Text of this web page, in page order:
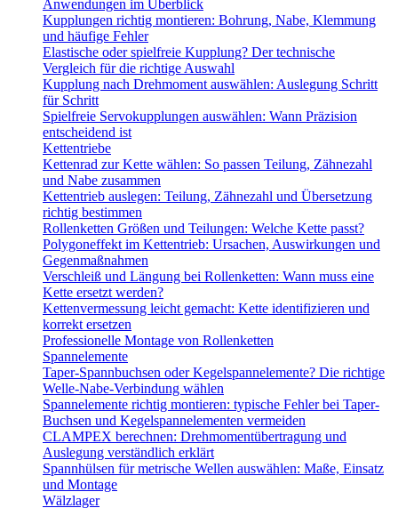
Anwendungen im Überblick
Kupplungen richtig montieren: Bohrung, Nabe, Klemmung
und häufige Fehler
Elastische oder spielfreie Kupplung? Der technische
Vergleich für die richtige Auswahl
Kupplung nach Drehmoment auswählen: Auslegung Schritt
für Schritt
Spielfreie Servokupplungen auswählen: Wann Präzision
entscheidend ist
Kettentriebe
Kettenrad zur Kette wählen: So passen Teilung, Zähnezahl
und Nabe zusammen
Kettentrieb auslegen: Teilung, Zähnezahl und Übersetzung
richtig bestimmen
Rollenketten Größen und Teilungen: Welche Kette passt?
Polygoneffekt im Kettentrieb: Ursachen, Auswirkungen und
Gegenmaßnahmen
Verschleiß und Längung bei Rollenketten: Wann muss eine
Kette ersetzt werden?
Kettenvermessung leicht gemacht: Kette identifizieren und
korrekt ersetzen
Professionelle Montage von Rollenketten
Spannelemente
Taper-Spannbuchsen oder Kegelspannelemente? Die richtige
Welle-Nabe-Verbindung wählen
Spannelemente richtig montieren: typische Fehler bei Taper-
Buchsen und Kegelspannelementen vermeiden
CLAMPEX berechnen: Drehmomentübertragung und
Auslegung verständlich erklärt
Spannhülsen für metrische Wellen auswählen: Maße, Einsatz
und Montage
Wälzlager